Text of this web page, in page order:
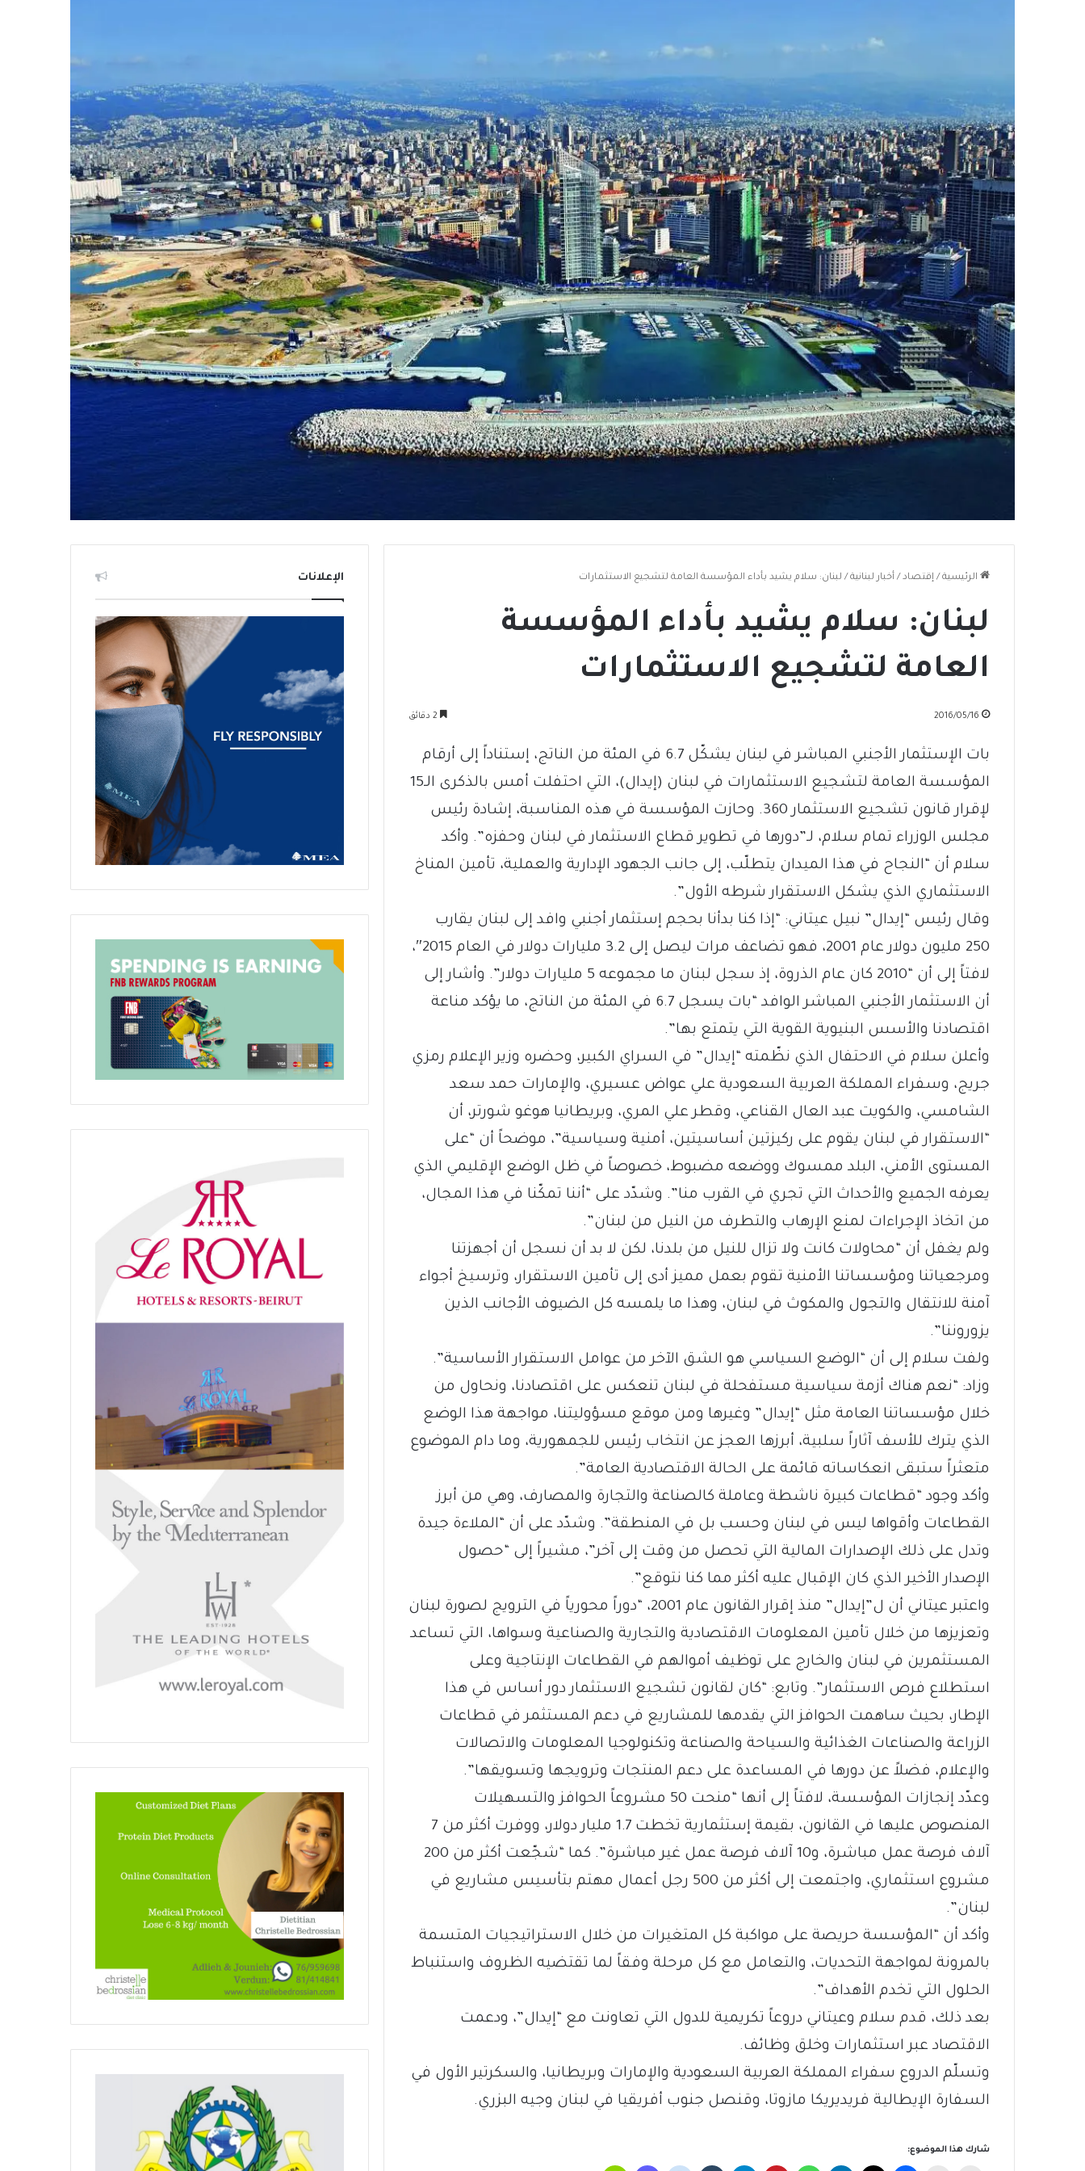
الرئيسية / إقتصاد / أخبار لبنانية / لبنان: سلام يشيد بأداء المؤسسة العامة لتشجيع الاستثمارات
لبنان: سلام يشيد بأداء المؤسسة
العامة لتشجيع الاستثمارات
2016/05/16
بات الإستثمار الأجنبي المباشر في لبنان يشكّل 6.7 في المئة من الناتج، إستناداً إلى أرقام
المؤسسة العامة لتشجيع الاستثمارات في لبنان (إيدال)، التي احتفلت أمس بالذكرى الـ15
لإقرار قانون تشجيع الاستثمار 360. وحازت المؤسسة في هذه المناسبة، إشادة رئيس
مجلس الوزراء تمام سلام، لـ”دورها في تطوير قطاع الاستثمار في لبنان وحفزه”. وأكد
سلام أن “النجاح في هذا الميدان يتطلّب، إلى جانب الجهود الإدارية والعملية، تأمين المناخ
الاستثماري الذي يشكل الاستقرار شرطه الأول”.
وقال رئيس “إيدال” نبيل عيتاني: “إذا كنا بدأنا بحجم إستثمار أجنبي وافد إلى لبنان يقارب
250 مليون دولار عام 2001، فهو تضاعف مرات ليصل إلى 3.2 مليارات دولار في العام 2015″،
لافتاً إلى أن “2010 كان عام الذروة، إذ سجل لبنان ما مجموعه 5 مليارات دولار”. وأشار إلى
أن الاستثمار الأجنبي المباشر الوافد “بات يسجل 6.7 في المئة من الناتج، ما يؤكد مناعة
اقتصادنا والأسس البنيوية القوية التي يتمتع بها”.
وأعلن سلام في الاحتفال الذي نظّمته “إيدال” في السراي الكبير، وحضره وزير الإعلام رمزي
جريج، وسفراء المملكة العربية السعودية علي عواض عسيري، والإمارات حمد سعد
الشامسي، والكويت عبد العال القناعي، وقطر علي المري، وبريطانيا هوغو شورتر، أن
“الاستقرار في لبنان يقوم على ركيزتين أساسيتين، أمنية وسياسية”، موضحاً أن “على
المستوى الأمني، البلد ممسوك ووضعه مضبوط، خصوصاً في ظل الوضع الإقليمي الذي
يعرفه الجميع والأحداث التي تجري في القرب منا”. وشدّد على “أننا تمكّنا في هذا المجال،
من اتخاذ الإجراءات لمنع الإرهاب والتطرف من النيل من لبنان”.
ولم يغفل أن “محاولات كانت ولا تزال للنيل من بلدنا، لكن لا بد أن نسجل أن أجهزتنا
ومرجعياتنا ومؤسساتنا الأمنية تقوم بعمل مميز أدى إلى تأمين الاستقرار، وترسيخ أجواء
آمنة للانتقال والتجول والمكوث في لبنان، وهذا ما يلمسه كل الضيوف الأجانب الذين
يزوروننا”.
ولفت سلام إلى أن “الوضع السياسي هو الشق الآخر من عوامل الاستقرار الأساسية”.
وزاد: “نعم هناك أزمة سياسية مستفحلة في لبنان تنعكس على اقتصادنا، ونحاول من
خلال مؤسساتنا العامة مثل “إيدال” وغيرها ومن موقع مسؤوليتنا، مواجهة هذا الوضع
الذي يترك للأسف آثاراً سلبية، أبرزها العجز عن انتخاب رئيس للجمهورية، وما دام الموضوع
متعثراً ستبقى انعكاساته قائمة على الحالة الاقتصادية العامة”.
وأكد وجود “قطاعات كبيرة ناشطة وعاملة كالصناعة والتجارة والمصارف، وهي من أبرز
القطاعات وأقواها ليس في لبنان وحسب بل في المنطقة”. وشدّد على أن “الملاءة جيدة
وتدل على ذلك الإصدارات المالية التي تحصل من وقت إلى آخر”، مشيراً إلى “حصول
الإصدار الأخير الذي كان الإقبال عليه أكثر مما كنا نتوقع”.
واعتبر عيتاني أن ل”إيدال” منذ إقرار القانون عام 2001، “دوراً محورياً في الترويج لصورة لبنان
وتعزيزها من خلال تأمين المعلومات الاقتصادية والتجارية والصناعية وسواها، التي تساعد
المستثمرين في لبنان والخارج على توظيف أموالهم في القطاعات الإنتاجية وعلى
استطلاع فرص الاستثمار”. وتابع: “كان لقانون تشجيع الاستثمار دور أساس في هذا
الإطار، بحيث ساهمت الحوافز التي يقدمها للمشاريع في دعم المستثمر في قطاعات
الزراعة والصناعات الغذائية والسياحة والصناعة وتكنولوجيا المعلومات والاتصالات
والإعلام، فضلاً عن دورها في المساعدة على دعم المنتجات وترويجها وتسويقها”.
وعدّد إنجازات المؤسسة، لافتاً إلى أنها “منحت 50 مشروعاً الحوافز والتسهيلات
المنصوص عليها في القانون، بقيمة إستثمارية تخطت 1.7 مليار دولار، ووفرت أكثر من 7
آلاف فرصة عمل مباشرة، و10 آلاف فرصة عمل غير مباشرة”. كما “شجّعت أكثر من 200
مشروع استثماري، واجتمعت إلى أكثر من 500 رجل أعمال مهتم بتأسيس مشاريع في
لبنان”.
وأكد أن “المؤسسة حريصة على مواكبة كل المتغيرات من خلال الاستراتيجيات المتسمة
بالمرونة لمواجهة التحديات، والتعامل مع كل مرحلة وفقاً لما تقتضيه الظروف واستنباط
الحلول التي تخدم الأهداف”.
بعد ذلك، قدم سلام وعيتاني دروعاً تكريمية للدول التي تعاونت مع “إيدال”، ودعمت
الاقتصاد عبر استثمارات وخلق وظائف.
وتسلّم الدروع سفراء المملكة العربية السعودية والإمارات وبريطانيا، والسكرتير الأول في
السفارة الإيطالية فريديريكا مازوتا، وقنصل جنوب أفريقيا في لبنان وجيه البزري.
شارك هذا الموضوع:
الإعلانات